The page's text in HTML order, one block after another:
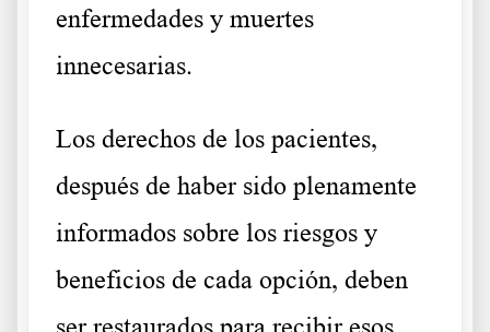
enfermedades y muertes
innecesarias.
Los derechos de los pacientes,
después de haber sido plenamente
informados sobre los riesgos y
beneficios de cada opción, deben